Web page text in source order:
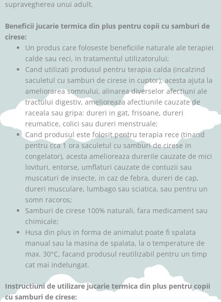
supravegherea unui adult.
Beneficii jucarie termica din plus pentru copii cu samburi de
cirese:
Un produs care foloseste beneficiile naturale ale terapiei
calde sau reci, in tratamentul utilizatorului;
Cand utilizati produsul pentru terapia calda (incalzind
saculetul cu samburi de cirese in cuptor), acesta ajuta la
ameliorarea somnului, alinarea diverselor afectiuni ale
tractului digestiv, amelioreaza afectiunile cauzate de
raceala sau gripa: dureri in gat, frisoane, dureri
reumatice, colici sau dureri menstruale;
Cand produsul este folosit pentru terapia rece (tinand
pentru cca 1 ora saculetul cu samburi de cirese in
congelator), acesta amelioreaza durerile cauzate de mici
lovituri, entorse, umflaturi cauzate de contuzii sau
muscaturi de insecte, in caz de febra, dureri de cap,
dureri musculare, lumbago sau sciatica, sau pentru un
somn racoros;
Samburi de cirese 100% naturali, fara medicament sau
chimicale;
Husa din plus in forma de animalut poate fi spalata
manual sau la masina de spalata, la o temperature de
max. 30°C, facand produsul reutilizabil pentru un timp
cat mai indelungat.
Instructiuni de utilizare jucarie termica din plus pentru copii
cu samburi de cirese: